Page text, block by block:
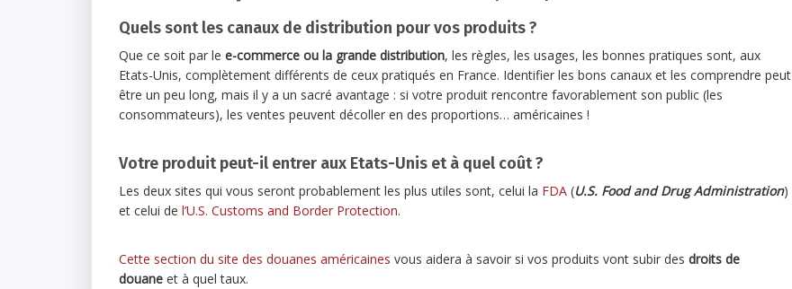
Quels sont les canaux de distribution pour vos produits ?
Que ce soit par le e-commerce ou la grande distribution, les règles, les usages, les bonnes pratiques sont, aux
Etats-Unis, complètement différents de ceux pratiqués en France. Identifier les bons canaux et les comprendre peut
être un peu long, mais il y a un sacré avantage : si votre produit rencontre favorablement son public (les
consommateurs), les ventes peuvent décoller en des proportions… américaines !
Votre produit peut-il entrer aux Etats-Unis et à quel coût ?
Les deux sites qui vous seront probablement les plus utiles sont, celui la FDA (U.S. Food and Drug Administration)
et celui de l’U.S. Customs and Border Protection.
Cette section du site des douanes américaines vous aidera à savoir si vos produits vont subir des droits de
douane et à quel taux.